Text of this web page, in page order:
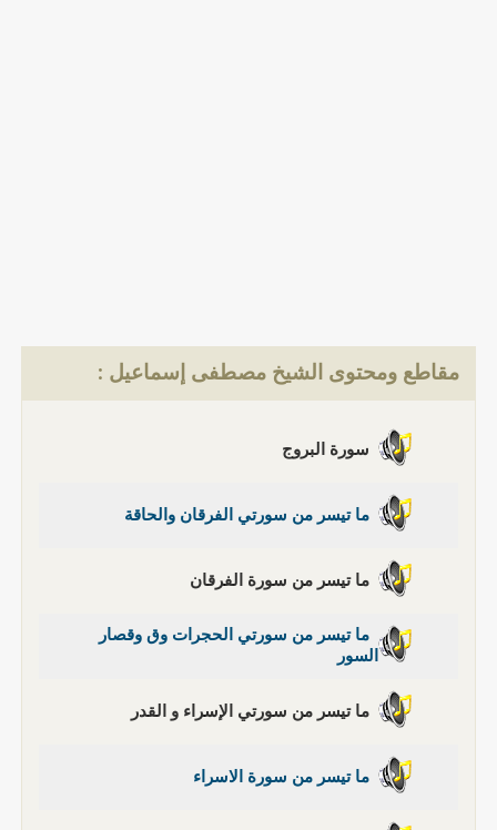
مقاطع ومحتوى الشيخ مصطفى إسماعيل :
سورة البروج
ما تيسر من سورتي الفرقان والحاقة
ما تيسر من سورة الفرقان
ما تيسر من سورتي الحجرات وق وقصار
السور
ما تيسر من سورتي الإسراء و القدر
ما تيسر من سورة الاسراء